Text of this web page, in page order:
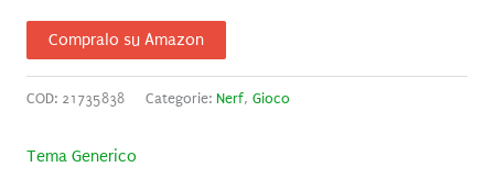
Compralo su Amazon
COD: 21735838 Categorie: Nerf, Gioco
Tema Generico